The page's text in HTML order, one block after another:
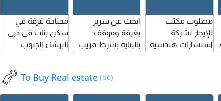
على المكان. أما
garden or
children’ play
area
Elobeid me K real
estate Brokers
location asking
price 220000 per
year Ibrahim
محتاجة غرفة في
سكن بنات في دبي
البرشاء الجنوب
ابحث عن سرير
بغرفة وموقف
بالبناية بشرط قريب
من منطقة وأدى
مطلوب مكتب
للإيجار لشركة
استشارات هندسيه
مساحة لا تقل عن
1 /
To Buy Real estate (66)